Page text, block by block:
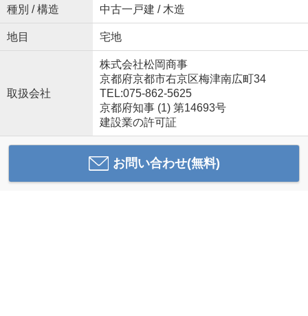
種別 / 構造 中古一戸建 / 木造
地目 宅地
取扱会社
株式会社松岡商事
京都府京都市右京区梅津南広町34
TEL:075-862-5625
京都府知事 (1) 第14693号
建設業の許可証
お問い合わせ(無料)